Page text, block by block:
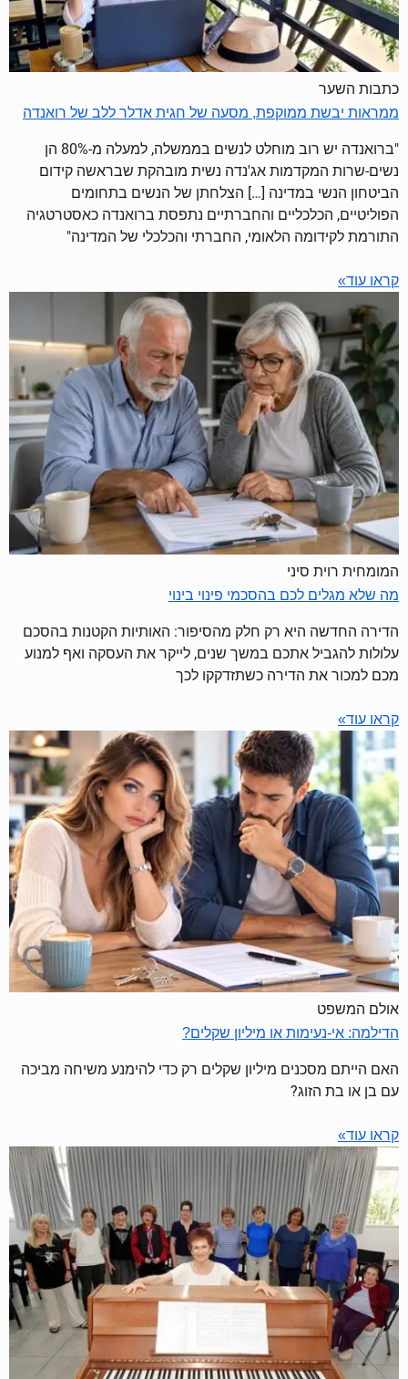
כתבות השער
ממראות יבשת ממוקפת, מסעה של חגית אדלר ללב של רואנדה
"ברואנדה יש רוב מוחלט לנשים בממשלה, למעלה מ-80% הן
נשים-שרות המקדמות אג'נדה נשית מובהקת שבראשה קידום
הביטחון הנשי במדינה […] הצלחתן של הנשים בתחומים
הפוליטיים, הכלכליים והחברתיים נתפסת ברואנדה כאסטרטגיה
התורמת לקידומה הלאומי, החברתי והכלכלי של המדינה"
קראו עוד»
המומחית רוית סיני
מה שלא מגלים לכם בהסכמי פינוי בינוי
הדירה החדשה היא רק חלק מהסיפור: האותיות הקטנות בהסכם
עלולות להגביל אתכם במשך שנים, לייקר את העסקה ואף למנוע
מכם למכור את הדירה כשתזדקקו לכך
קראו עוד»
אולם המשפט
הדילמה: אי-נעימות או מיליון שקלים?
האם הייתם מסכנים מיליון שקלים רק כדי להימנע משיחה מביכה
עם בן או בת הזוג?
קראו עוד»